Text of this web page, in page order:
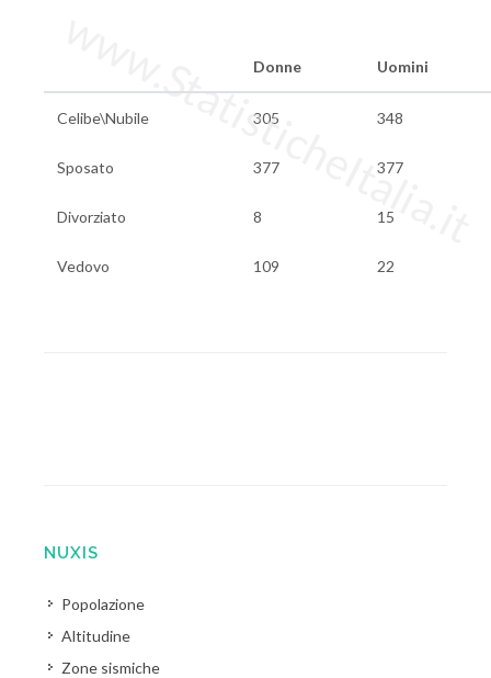
Donne Uomini
Celibe\Nubile 305 348
Sposato 377 377
Divorziato 8 15
Vedovo 109 22
www.StatisticheItalia.it
NUXIS
Popolazione
Altitudine
Zone sismiche